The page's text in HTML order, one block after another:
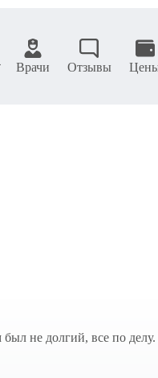
Врачи Отзывы
не долгий, все по